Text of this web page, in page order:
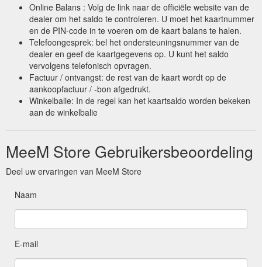
Online Balans : Volg de link naar de officiële website van de
dealer om het saldo te controleren. U moet het kaartnummer
en de PIN-code in te voeren om de kaart balans te halen.
Telefoongesprek: bel het ondersteuningsnummer van de
dealer en geef de kaartgegevens op. U kunt het saldo
vervolgens telefonisch opvragen.
Factuur / ontvangst: de rest van de kaart wordt op de
aankoopfactuur / -bon afgedrukt.
Winkelbalie: In de regel kan het kaartsaldo worden bekeken
aan de winkelbalie
MeeM Store Gebruikersbeoordeling
Deel uw ervaringen van MeeM Store
Naam
E-mail